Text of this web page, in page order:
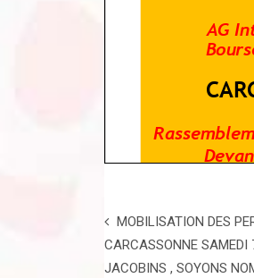
MOBILISATION DES
CARCASSONNE SAMEDI
JACOBINS , SOYONS